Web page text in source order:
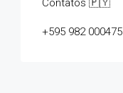
Contatos 🇵🇾
+595 982 000475